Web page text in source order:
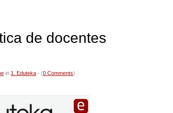
de docentes
in 1. Eduteka - (0 Comments)